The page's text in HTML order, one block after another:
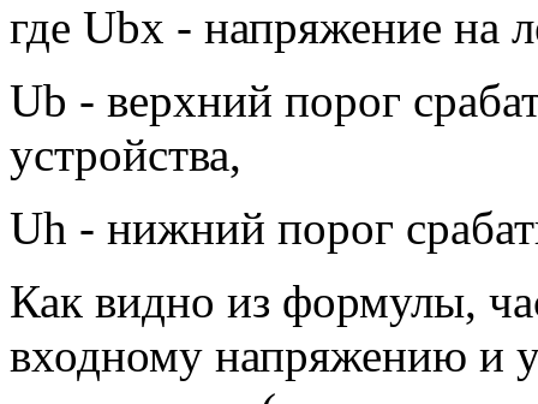
где Ubx - напряжение на
Ub - верхний порог
устройства,
Uh - нижний порог
Как видно из формулы,
входному напряжению и